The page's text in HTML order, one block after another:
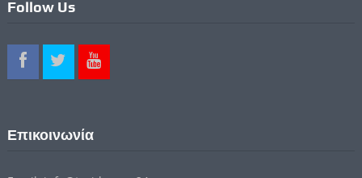
Follow Us
Επικοινωνία